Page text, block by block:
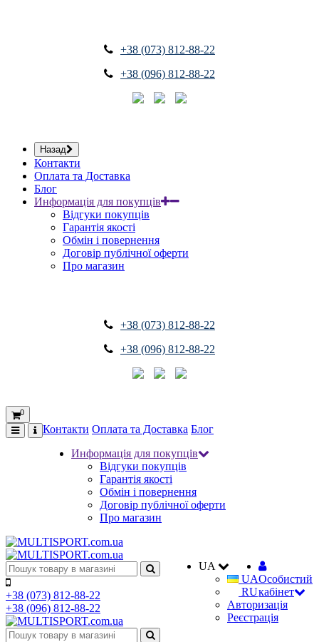
+38 (073) 812-88-22
+38 (096) 812-88-22
Назад
Контакти
Оплата та Доставка
Блог
Информація для покупців
Відгуки покупців
Гарантія якості
Обмін і повернення
Договір публічної оферти
Про магазин
+38 (073) 812-88-22
+38 (096) 812-88-22
0
Контакти Оплата та Доставка Блог
Информація для покупців
Відгуки покупців
Гарантія якості
Обмін і повернення
Договір публічної оферти
Про магазин
UA
UA
RU
Особистий
кабінет
Авторизація
Реєстрація
+38 (073) 812-88-22
+38 (096) 812-88-22